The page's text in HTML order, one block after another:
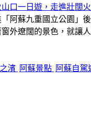
口一日遊，走進壯闊
阿蘇九重國立公園
外遼闊的景色，就讓
濱 阿蘇景點 阿蘇自駕